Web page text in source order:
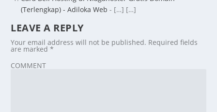
(Terlengkap) - Adiloka Web - […] […]
LEAVE A REPLY
Your email address will not be published. Required fields
are marked*
COMMENT